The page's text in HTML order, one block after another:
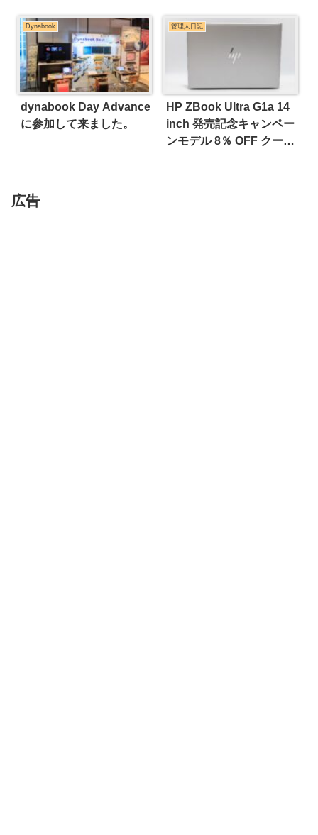
Dynabook
dynabook Day Advance
に参加して来ました。
管理人日記
HP ZBook Ultra G1a 14
inch 発売記念キャンペー
ンモデル 8％ OFF クーポ
広告